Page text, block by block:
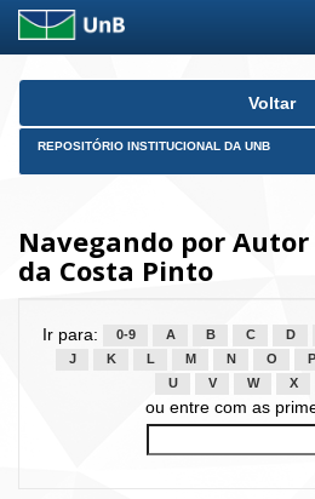
Skip
Voltar
REPOSITÓRIO INSTITUCIONAL DA UNB
Navegando por
da Costa Pinto
Ir para: 0-9 A B C D
J
K L M N O P
U
V W X
ou entre com as